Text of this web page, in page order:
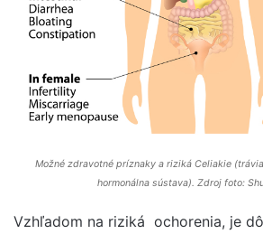
Možné zdravotné príznaky a riziká Celiakie
hormonálna sústava). Zdroj foto:
Vzhľadom na riziká ochorenia, je